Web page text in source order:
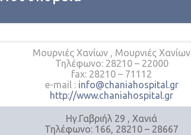
Μουρνιές Χανίων , Μουρνιές Χανίων
Τηλέφωνο: 28210 – 22000
fax: 28210 – 71112
e-mail : info@chaniahospital.gr
http://www.chaniahospital.gr
Ηγ.Γαβριήλ 29 , Χανιά
Τηλέφωνο: 166, 28210 – 28667